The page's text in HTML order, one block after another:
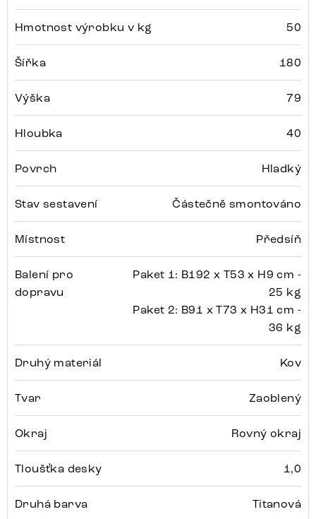
Hmotnost výrobku v kg 50
Šířka 180
Výška 79
Hloubka 40
Povrch Hladký
Stav sestavení Částečně smontováno
Místnost Předsíň
Balení pro
dopravu
Paket 1: B192 x T53 x H9 cm -
25 kg
Paket 2: B91 x T73 x H31 cm -
36 kg
Druhý materiál Kov
Tvar Zaoblený
Okraj Rovný okraj
Tloušťka desky 1,0
Druhá barva Titanová